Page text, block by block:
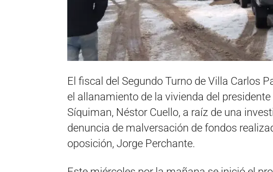
El fiscal del Segundo Turno de Villa Carlos
el allanamiento de la vivienda del
Síquiman, Néstor Cuello, a raíz de una
denuncia de malversación de fondos
oposición, Jorge Perchante.